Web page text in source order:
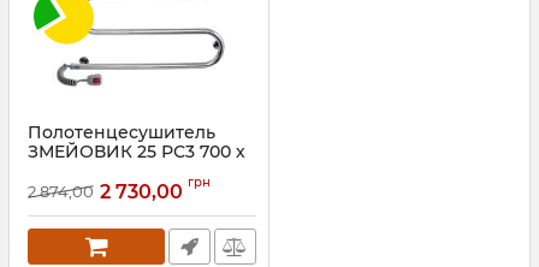
Полотенцесушитель
ЗМЕЙОВИК 25 РС3 700 х
Артикул: 73207118
2 874,00 2 730,00 грн